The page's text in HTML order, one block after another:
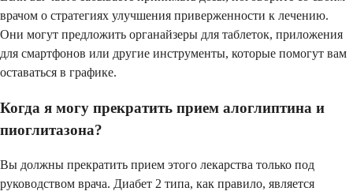
врачом о стратегиях улучшения приверженности к лечению.
Они могут предложить органайзеры для таблеток, приложения
для смартфонов или другие инструменты, которые помогут вам
оставаться в графике.
Когда я могу прекратить прием алоглиптина и
пиоглитазона?
Вы должны прекратить прием этого лекарства только под
руководством врача. Диабет 2 типа, как правило, является